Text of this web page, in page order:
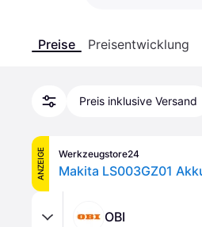
Preise Preisentwicklung
Preis inklusive Versand
ANZEIGE Werkzeugstore24
OBI